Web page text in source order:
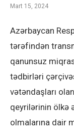
Mart 15, 2024
Azərbaycan
tərəfindən
qanunsuz
tədbirləri
vətəndaşları
qeyrilərinin ölkə
olmalarına dair